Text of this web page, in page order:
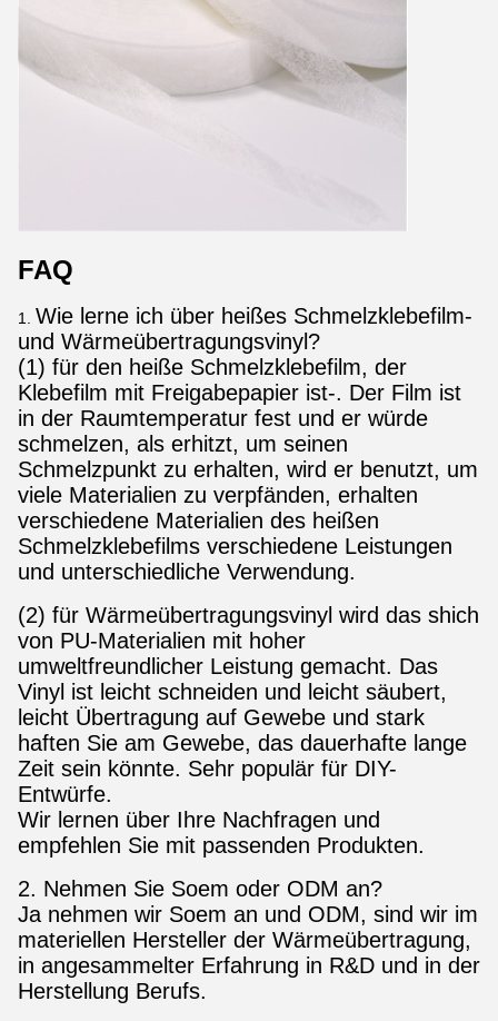
FAQ
1. Wie lerne ich über heißes Schmelzklebefilm-
und Wärmeübertragungsvinyl?
(1) für den heiße Schmelzklebefilm, der
Klebefilm mit Freigabepapier ist-. Der Film ist
in der Raumtemperatur fest und er würde
schmelzen, als erhitzt, um seinen
Schmelzpunkt zu erhalten, wird er benutzt, um
viele Materialien zu verpfänden, erhalten
verschiedene Materialien des heißen
Schmelzklebefilms verschiedene Leistungen
und unterschiedliche Verwendung.
(2) für Wärmeübertragungsvinyl wird das shich
von PU-Materialien mit hoher
umweltfreundlicher Leistung gemacht. Das
Vinyl ist leicht schneiden und leicht säubert,
leicht Übertragung auf Gewebe und stark
haften Sie am Gewebe, das dauerhafte lange
Zeit sein könnte. Sehr populär für DIY-
Entwürfe.
Wir lernen über Ihre Nachfragen und
empfehlen Sie mit passenden Produkten.
2. Nehmen Sie Soem oder ODM an?
Ja nehmen wir Soem an und ODM, sind wir im
materiellen Hersteller der Wärmeübertragung,
in angesammelter Erfahrung in R&D und in der
Herstellung Berufs.